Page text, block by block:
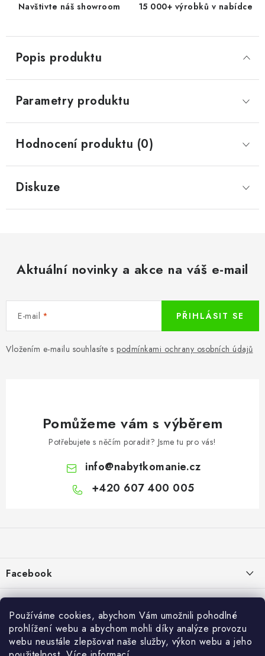
Používáme cookies, abychom Vám umožnili pohodlné
prohlížení webu a abychom mohli díky analýze provozu
webu neustále zlepšovat naše služby, výkon webu a jeho
Navštivte náš showroom 15 000+ výrobků v nabídce
Popis produktu
Parametry produktu
Hodnocení produktu (0)
Diskuze
Aktuální novinky a akce na váš e-mail
E-mail
Vložením e-mailu souhlasíte s podmínkami ochrany osobních údajů
PŘIHLÁSIT SE
Pomůžeme vám s výběrem
Potřebujete s něčím poradit? Jsme tu pro vás!
info@nabytkomanie.cz
+420 607 400 005
a
í
Facebook
Vše o nákupu
Info